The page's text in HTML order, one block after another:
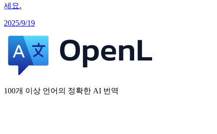
세요.
2025/9/19
100개 이상 언어의 정확한 AI 번역